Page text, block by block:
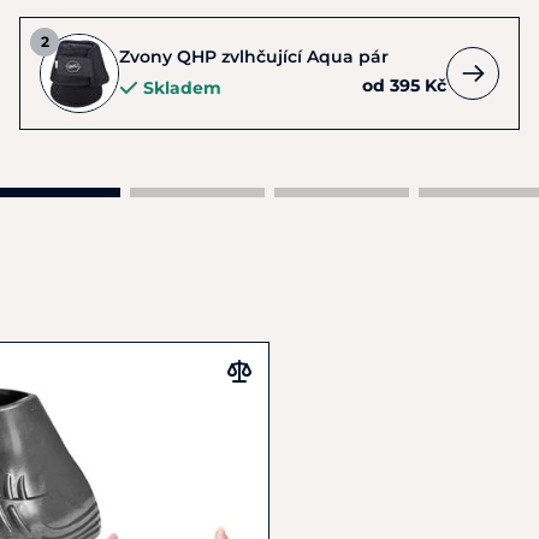
Zvony QHP zvlhčující Aqua pár
Skladem
od 395 Kč